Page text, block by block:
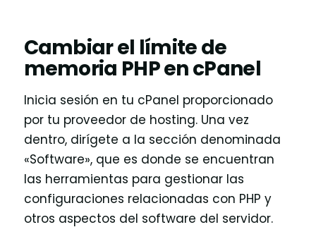
Cambiar el límite de
memoria PHP en cPanel
Inicia sesión en tu cPanel proporcionado
por tu proveedor de hosting. Una vez
dentro, dirígete a la sección denominada
«Software», que es donde se encuentran
las herramientas para gestionar las
configuraciones relacionadas con PHP y
otros aspectos del software del servidor.